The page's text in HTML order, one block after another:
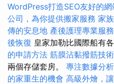
WordPress打造SEO友好的網
公司，為你提供搬家服務 家
傳的安息地 產後護理專業服
後恢復 皇家加勒比國際船有
的申請方法 筋膜沾黏撥筋技術
兩個存儲套房。 專注數據分
的家重生的機會 高級外燴，